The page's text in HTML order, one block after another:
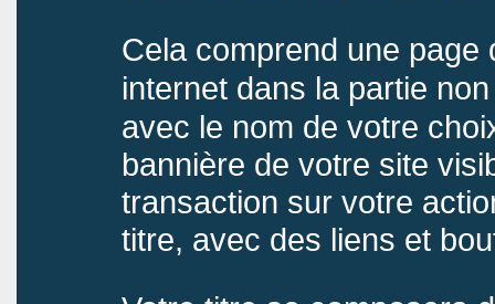
Cela comprend une
internet dans la partie
avec le nom de votre
bannière de votre site
transaction sur votre
titre, avec des liens et